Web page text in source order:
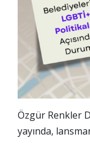
Özgür Renkler
yayında,